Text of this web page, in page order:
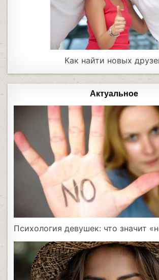
Как найти новых
Актуальное
Психология девушек: что значит